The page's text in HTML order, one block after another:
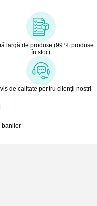
largă de produse (99 % produse
în stoc)
de calitate pentru clienţii noştri
banilor